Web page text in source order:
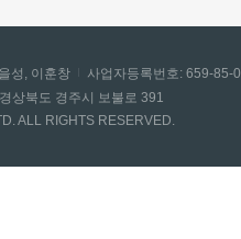
성, 이훈창
사업자등록번호: 659-85-
경상북도 경주시 보불로 391
ALL RIGHTS RESERVED.